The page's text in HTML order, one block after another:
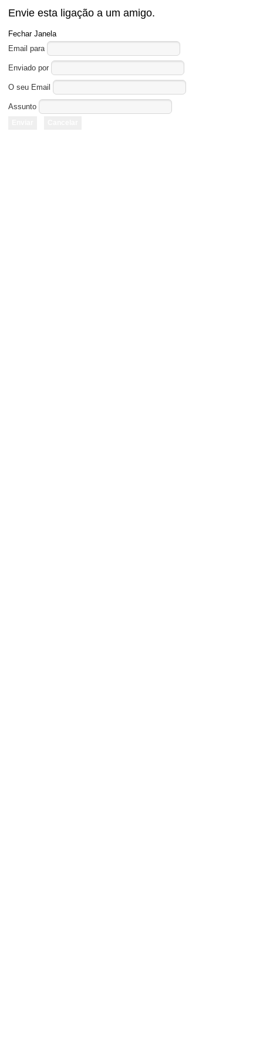
Envie esta ligação a um amigo.
Fechar Janela
Email para
Enviado por
O seu Email
Assunto